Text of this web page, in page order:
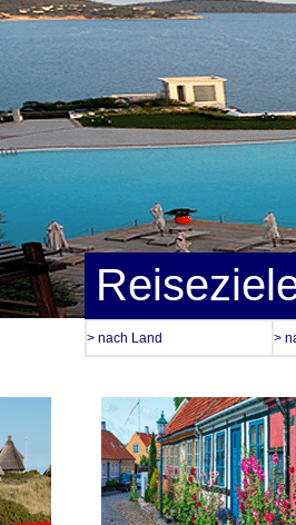
> nach Land >